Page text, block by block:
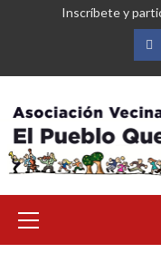
Inscríbete y
primario